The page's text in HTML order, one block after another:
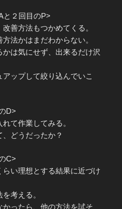
２回目のP>
善方法もつかめてくる。
法かはまだわからない。
は気にせず、出来るだけ沢
ップして絞り込んでいこ
D>
て作業してみる。
どうだったか？
C>
い理想とする結果に近づけ
考える。
ったら、他の方法を試そ